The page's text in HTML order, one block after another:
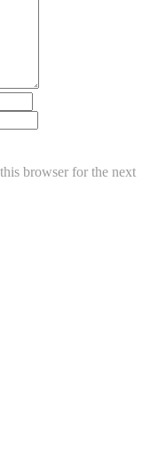
browser for the next